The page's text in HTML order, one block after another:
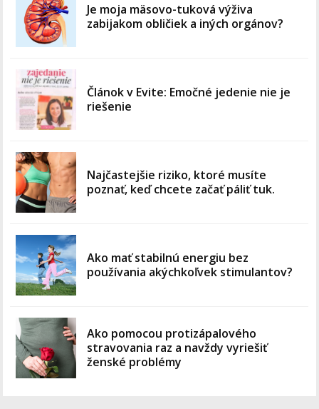
Je moja mäsovo-tuková výživa
zabijakom obličiek a iných orgánov?
Článok v Evite: Emočné jedenie nie je
riešenie
Najčastejšie riziko, ktoré musíte
poznať, keď chcete začať páliť tuk.
Ako mať stabilnú energiu bez
používania akýchkoľvek stimulantov?
Ako pomocou protizápalového
stravovania raz a navždy vyriešiť
ženské problémy